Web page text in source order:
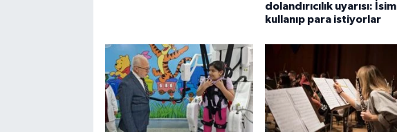
dolandırıcılık uyarısı: İsim
kullanıp para istiyorlar